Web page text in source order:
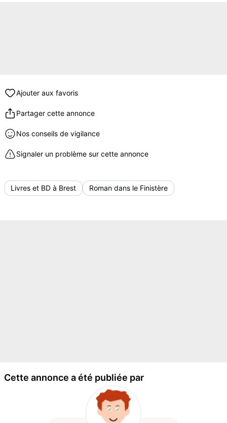
Ajouter aux favoris
Partager cette annonce
Nos conseils de vigilance
Signaler un problème sur cette annonce
Livres et BD à Brest Roman dans le Finistère
Cette annonce a été publiée par